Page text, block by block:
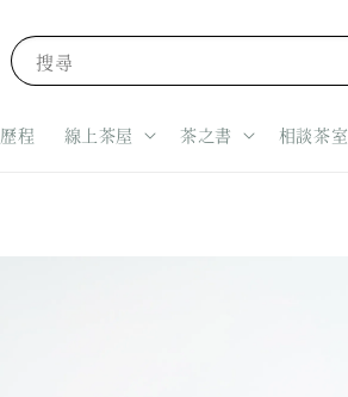
搜尋
歷程 線上茶屋 茶之書 相談茶室